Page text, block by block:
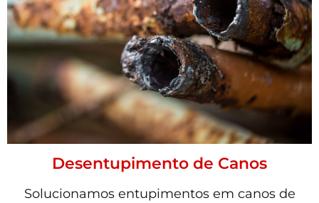
Desentupimento de Canos
Solucionamos entupimentos em canos de